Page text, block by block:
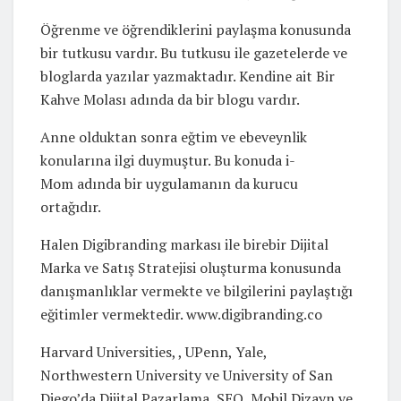
Öğrenme ve öğrendiklerini paylaşma konusunda
bir tutkusu vardır. Bu tutkusu ile gazetelerde ve
bloglarda yazılar yazmaktadır. Kendine ait Bir
Kahve Molası adında da bir blogu vardır.
Anne olduktan sonra eğtim ve ebeveynlik
konularına ilgi duymuştur. Bu konuda i-
Mom adında bir uygulamanın da kurucu
ortağıdır.
Halen Digibranding markası ile birebir Dijital
Marka ve Satış Stratejisi oluşturma konusunda
danışmanlıklar vermekte ve bilgilerini paylaştığı
eğitimler vermektedir. www.digibranding.co
Harvard Universities, , UPenn, Yale,
Northwestern University ve University of San